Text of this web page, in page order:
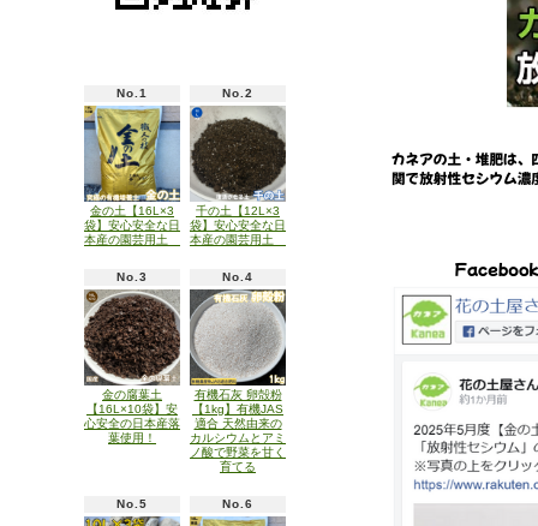
No.1
金の土【16L×3
袋】安心安全な日
本産の園芸用土
No.2
千の土【12L×3
袋】安心安全な日
本産の園芸用土
No.3
金の腐葉土
【16L×10袋】安
心安全の日本産落
葉使用！
No.4
有機石灰 卵殻粉
【1kg】有機JAS
適合 天然由来の
カルシウムとアミ
ノ酸で野菜を甘く
育てる
No.5 No.6